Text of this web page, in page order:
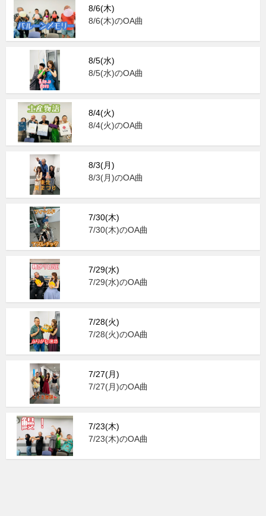
8/6(木)
8/6(木)のOA曲
8/5(水)
8/5(水)のOA曲
8/4(火)
8/4(火)のOA曲
8/3(月)
8/3(月)のOA曲
7/30(木)
7/30(木)のOA曲
7/29(水)
7/29(水)のOA曲
7/28(火)
7/28(火)のOA曲
7/27(月)
7/27(月)のOA曲
7/23(木)
7/23(木)のOA曲